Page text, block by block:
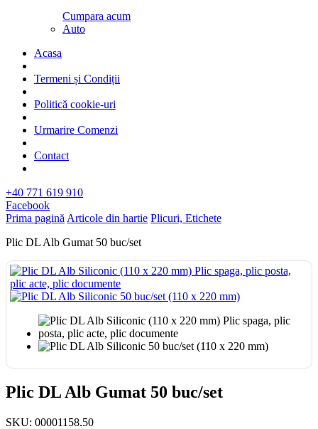
Cumpara acum
Auto
Acasa
Termeni și Condiții
Politică cookie-uri
Urmarire Comenzi
Contact
+40 771 619 910
Facebook
Prima pagină Articole din hartie Plicuri, Etichete
Plic DL Alb Gumat 50 buc/set
Plic DL Alb Gumat 50 buc/set
SKU: 00001158.50